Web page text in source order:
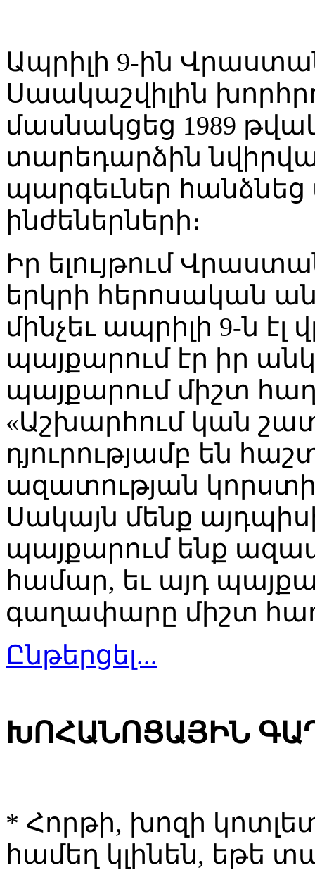
Ապրիլի 9-ին
Սաակաշվիլին
մասնակցեց 1989
տարեդարձին
պարգեւներ
ինժեներների։
Իր ելույթում
երկրի հերոսական
մինչեւ ապրիլի 9-ն էլ
պայքարում էր իր
պայքարում միշտ
«Աշխարհում կան
դյուրությամբ են
ազատության
Սակայն մենք
պայքարում ենք
համար, եւ այդ
գաղափարը միշտ
Ընթերցել...
ԽՈՀԱՆՈՑԱՅԻՆ
* Հորթի, խոզի
համեղ կլինեն, եթե